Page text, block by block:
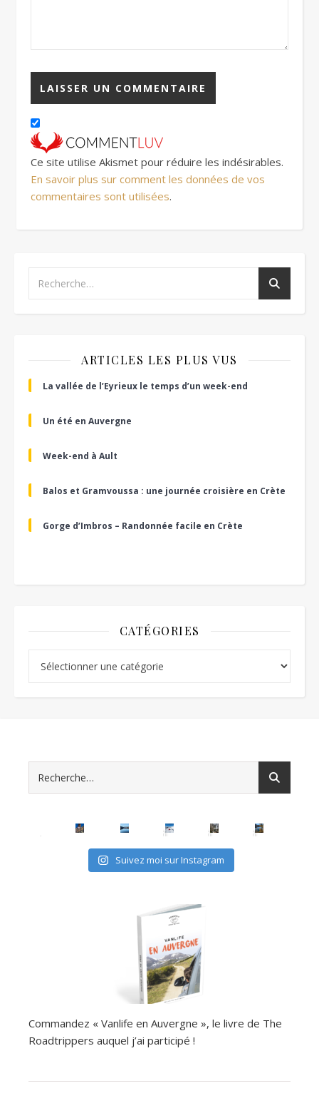
Ce site utilise Akismet pour réduire les indésirables.
En savoir plus sur comment les données de vos
commentaires sont utilisées.
ARTICLES LES PLUS VUS
La vallée de l’Eyrieux le temps d’un week-end
Un été en Auvergne
Week-end à Ault
Balos et Gramvoussa : une journée croisière en Crète
Gorge d’Imbros – Randonnée facile en Crète
CATÉGORIES
Suivez moi sur Instagram
Commandez « Vanlife en Auvergne », le livre de The
Roadtrippers auquel j’ai participé !